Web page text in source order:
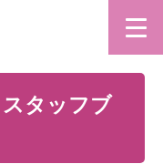
タッフブ